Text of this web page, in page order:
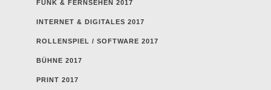
FUNK & FERNSEHEN 2017
INTERNET & DIGITALES 2017
ROLLENSPIEL / SOFTWARE 2017
BÜHNE 2017
PRINT 2017